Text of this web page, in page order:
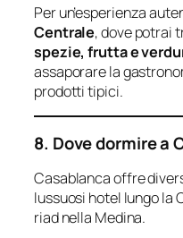
Per un’esperienza
Centrale, dove potrai
spezie, frutta e
assaporare la
prodotti tipici.
8. Dove dormire a
Casablanca offre
lussuosi hotel lungo la
riad nella Medina.